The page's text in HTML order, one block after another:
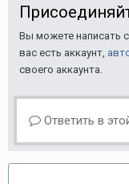
Вы можете написать
вас есть аккаунт,
своего аккаунта.
Ответить в